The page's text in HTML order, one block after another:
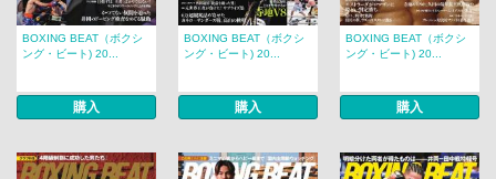
BOXING BEAT（ボクシ
ング・ビート) 20...
購入
BOXING BEAT（ボクシ
ング・ビート) 20...
購入
BOXING BEAT（ボクシ
ング・ビート) 20...
購入